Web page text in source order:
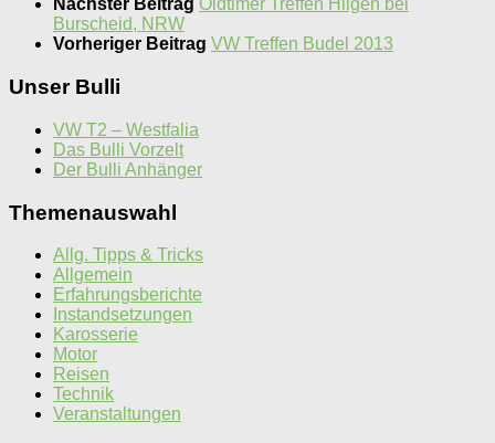
Nächster Beitrag Oldtimer Treffen Hilgen bei
Burscheid, NRW
Vorheriger Beitrag VW Treffen Budel 2013
Unser Bulli
VW T2 – Westfalia
Das Bulli Vorzelt
Der Bulli Anhänger
Themenauswahl
Allg. Tipps & Tricks
Allgemein
Erfahrungsberichte
Instandsetzungen
Karosserie
Motor
Reisen
Technik
Veranstaltungen